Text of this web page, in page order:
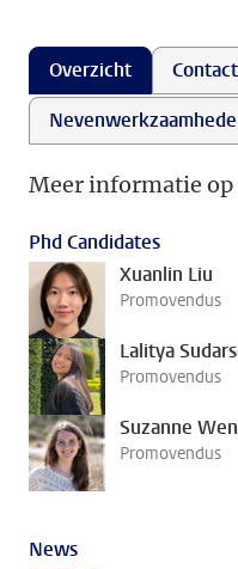
Overzicht Contact
Meer informatie op
Phd Candidates
Xuanlin Liu
Promovendus
Lalitya
Promovendus
Suzanne
Promovendus
News